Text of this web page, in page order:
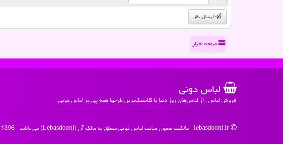
ارسال نظر
صفحه اخبار
لباس دونی
فروش لباس : از لباس‌های روز دنیا تا کلاسیک‌ترین طرحها همه چی در لباس دونی